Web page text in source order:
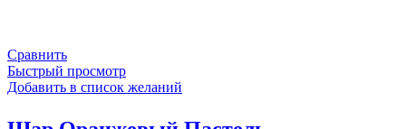
Сравнить
Быстрый просмотр
Добавить в список желаний